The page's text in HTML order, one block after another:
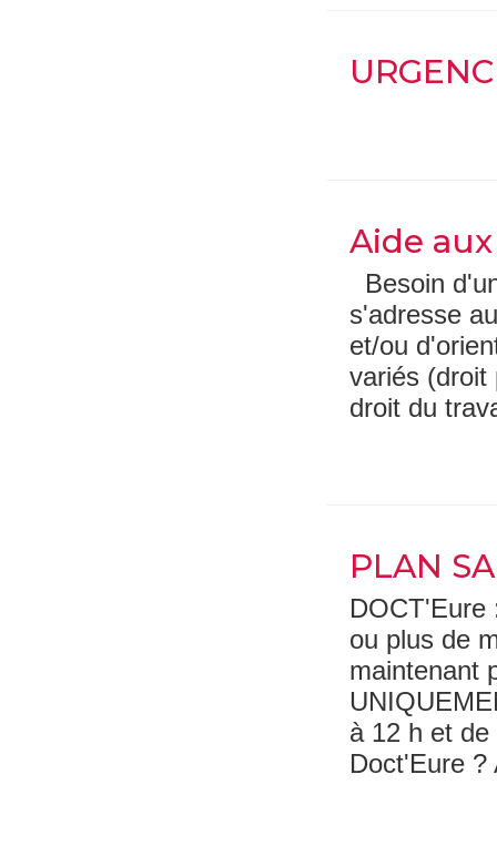
Aide
Besoin
s'adresse
et/ou
variés (droit
droit du
PLAN
DOCT'Eure
ou plus de
maintenant
à 12 h et
Doct'Eure ?